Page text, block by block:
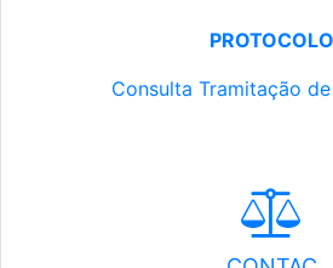
PROTOCOLO
Consulta Tramitação